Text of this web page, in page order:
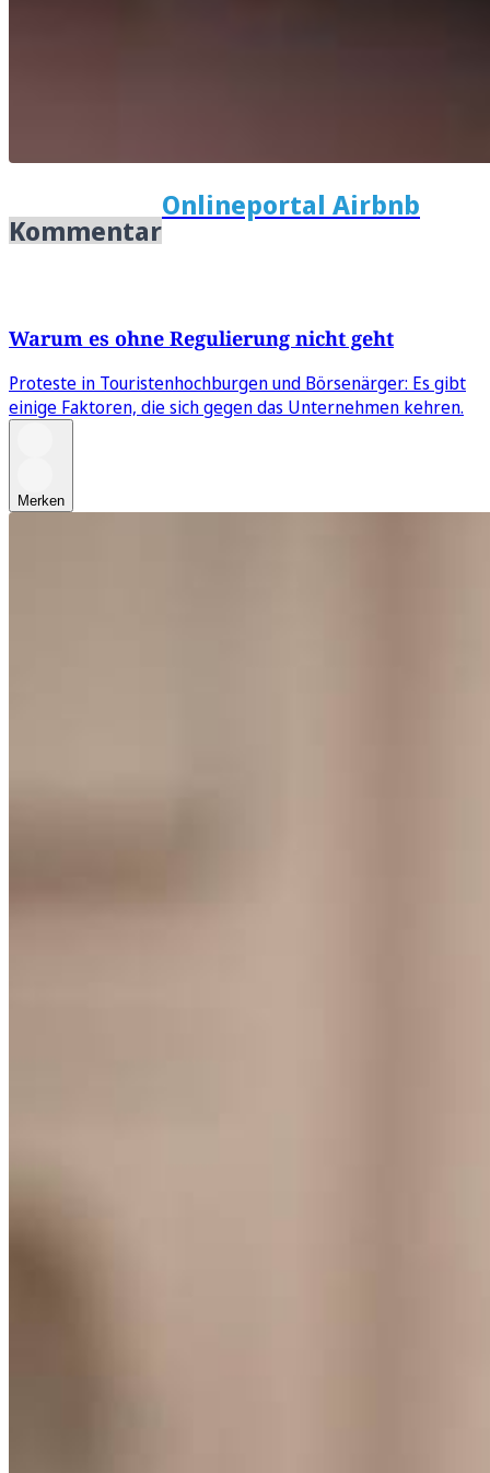
Kommentar
Onlineportal Airbnb
Warum es ohne Regulierung nicht geht
Proteste in Touristenhochburgen und Börsenärger: Es gibt
einige Faktoren, die sich gegen das Unternehmen kehren.
Merken